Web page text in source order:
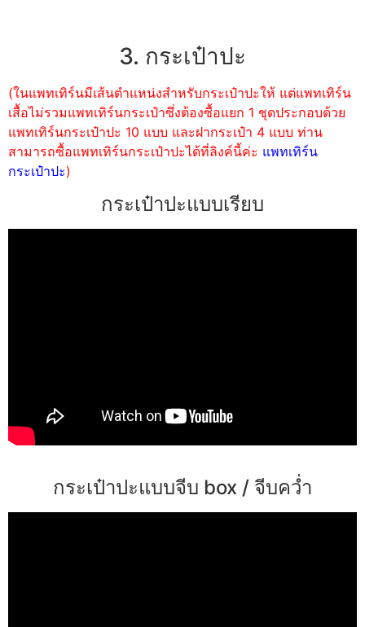
3. กระเป๋าปะ
(ในแพทเทิร์นมีเส้นตำแหน่งสำหรับกระเป๋าปะให้ แต่แพทเทิร์น
เสื้อไม่รวมแพทเทิร์นกระเป๋าซึ่งต้องซื้อแยก 1 ชุดประกอบด้วย
แพทเทิร์นกระเป๋าปะ 10 แบบ และฝากระเป๋า 4 แบบ ท่าน
สามารถซื้อแพทเทิร์นกระเป๋าปะได้ที่ลิงค์นี้ค่ะ แพทเทิร์น
กระเป๋าปะ)
กระเป๋าปะแบบเรียบ
กระเป๋าปะแบบจีบ box / จีบคว่ำ